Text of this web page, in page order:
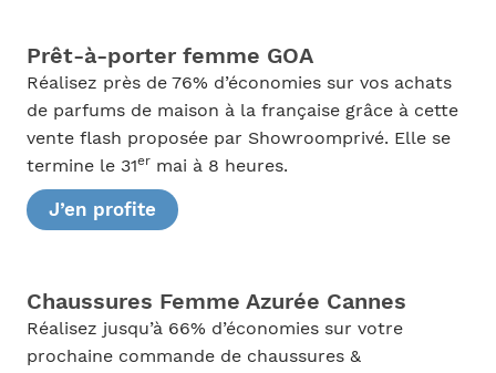
Prêt-à-porter femme GOA
Réalisez près de 76% d’économies sur vos achats
de parfums de maison à la française grâce à cette
vente flash proposée par Showroomprivé. Elle se
termine le 31ermai à 8 heures.
J’en profite
Chaussures Femme Azurée Cannes
Réalisez jusqu’à 66% d’économies sur votre
prochaine commande de chaussures &